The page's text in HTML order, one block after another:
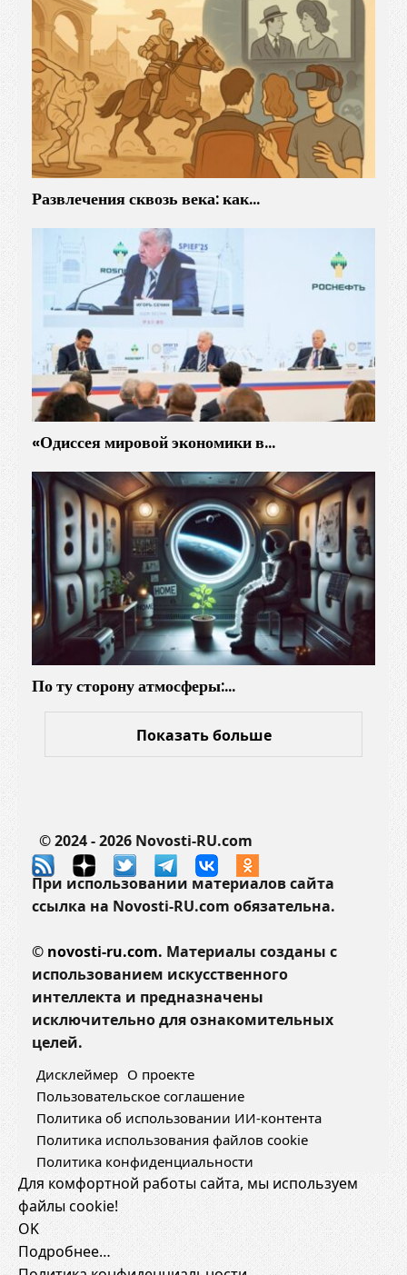
Развлечения сквозь века: как…
«Одиссея мировой экономики в…
По ту сторону атмосферы:…
Показать больше
© 2024 - 2026 Novosti-RU.com
При использовании материалов сайта
ссылка на Novosti-RU.com обязательна.
© novosti-ru.com. Материалы созданы с
использованием искусственного
интеллекта и предназначены
исключительно для ознакомительных
целей.
Дисклеймер О проекте
Пользовательское соглашение
Политика об использовании ИИ-контента
Политика использования файлов cookie
Политика конфиденциальности
Для комфортной работы сайта, мы используем
файлы cookie!
OK
Подробнее…